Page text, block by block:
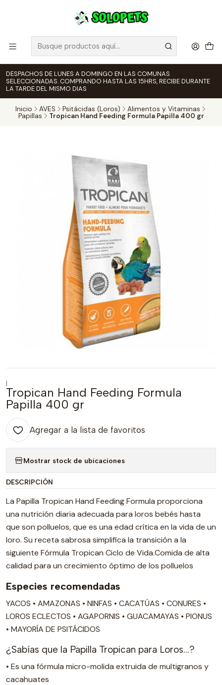
DESPACHOS DE LUNES A DOMINGO EN LAS COMUNAS
SELECCIONADAS. COMPRANDO HASTA LAS 15HRS, RECIBE DURANTE
LA TARDE DEL MISMO DIAS
Inicio AVES Psitácidas (Loros)
Alimentos y Vitaminas
Papillas
Tropican Hand Feeding Formula Papilla 400 gr
|
Tropican Hand Feeding Formula
Papilla 400 gr
Agregar a la lista de favoritos
Mostrar stock de ubicaciones
DESCRIPCIÓN
La Papilla Tropican Hand Feeding Formula proporciona
una nutrición diaria adecuada para loros bebés hasta
que son polluelos, que es una edad crítica en la vida de un
loro. Su receta sabrosa simplifica la transición a la
siguiente Fórmula Tropican Ciclo de Vida.Comida de alta
calidad para un crecimiento óptimo de los polluelos
Especies recomendadas
YACOS • AMAZONAS • NINFAS • CACATÚAS • CONURES •
LOROS ECLECTOS • AGAPORNIS • GUACAMAYAS • PIONUS
• MAYORÍA DE PSITÁCIDOS
¿Sabías que la Papilla Tropican para Loros...?
• Es una fórmula micro-molida extruida de multigranos y
cacahuates